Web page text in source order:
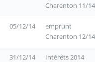
Charenton 11/14
05/12/14
emprunt
Charenton 12/14
31/12/14
Intérêts 2014